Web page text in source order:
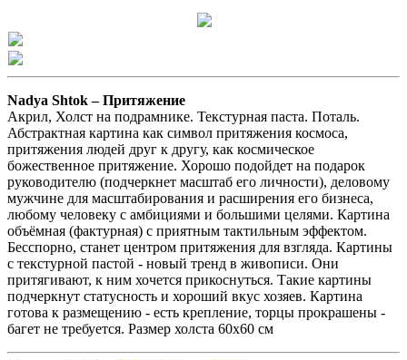
Nadya Shtok –Притяжение
Акрил, Холст на подрамнике. Текстурная паста. Поталь.
Абстрактная картина как символ притяжения космоса,
притяжения людей друг к другу, как космическое
божественное притяжение. Хорошо подойдет на подарок
руководителю (подчеркнет масштаб его личности), деловому
мужчине для масштабирования и расширения его бизнеса,
любому человеку с амбициями и большими целями. Картина
объёмная (фактурная) с приятным тактильным эффектом.
Бесспорно, станет центром притяжения для взгляда. Картины
с текстурной пастой - новый тренд в живописи. Они
притягивают, к ним хочется прикоснуться. Такие картины
подчеркнут статусность и хороший вкус хозяев. Картина
готова к размещению - есть крепление, торцы прокрашены -
багет не требуется. Размер холста 60х60 см